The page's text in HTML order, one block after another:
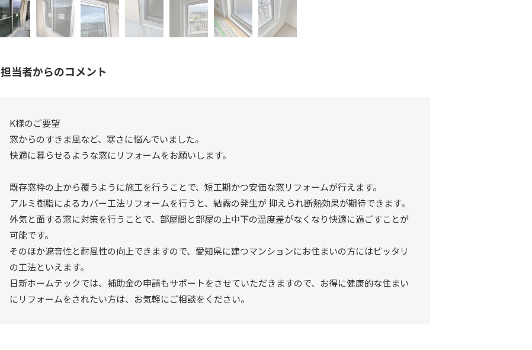
担当者からのコメント
K様のご要望
窓からのすきま風など、寒さに悩んでいました。
快適に暮らせるような窓にリフォームをお願いします。
既存窓枠の上から覆うように施工を行うことで、短工期かつ安価な窓リフォームが行えます。
アルミ樹脂によるカバー工法リフォームを行うと、結露の発生が 抑えられ断熱効果が期待できます。
外気と面する窓に対策を行うことで、部屋間と部屋の上中下の温度差がなくなり快適に過ごすことが
可能です。
そのほか遮音性と耐風性の向上できますので、愛知県に建つマンションにお住まいの方にはピッタリ
の工法といえます。
日新ホームテックでは、補助金の申請もサポートをさせていただきますので、お得に健康的な住まい
にリフォームをされたい方は、お気軽にご相談をください。